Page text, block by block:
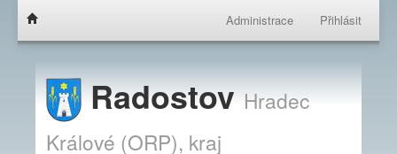
Administrace Přihlásit
RadostovHradec
Králové (ORP), kraj